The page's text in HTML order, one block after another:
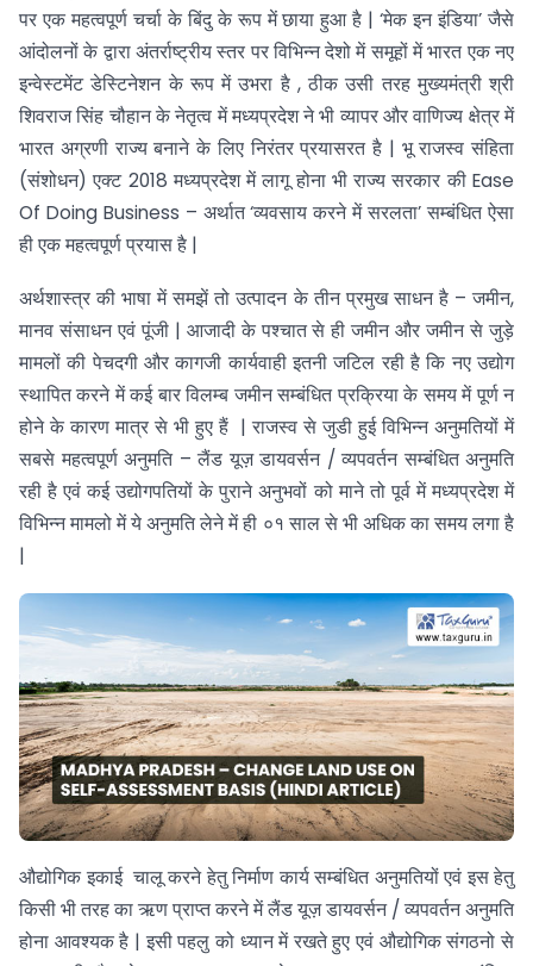
पर एक महत्वपूर्ण चर्चा के बिंदु के रूप में छाया हुआ है | ‘मेक इन इंडिया’ जैसे
आंदोलनों के द्वारा अंतर्राष्ट्रीय स्तर पर विभिन्न देशो में समूहों में भारत एक नए
इन्वेस्टमेंट डेस्टिनेशन के रूप में उभरा है , ठीक उसी तरह मुख्यमंत्री श्री
शिवराज सिंह चौहान के नेतृत्व में मध्यप्रदेश ने भी व्यापर और वाणिज्य क्षेत्र में
भारत अग्रणी राज्य बनाने के लिए निरंतर प्रयासरत है | भू राजस्व संहिता
(संशोधन) एक्ट 2018 मध्यप्रदेश में लागू होना भी राज्य सरकार की Ease
Of Doing Business – अर्थात ‘व्यवसाय करने में सरलता’ सम्बंधित ऐसा
ही एक महत्वपूर्ण प्रयास है |
अर्थशास्त्र की भाषा में समझें तो उत्पादन के तीन प्रमुख साधन है – जमीन,
मानव संसाधन एवं पूंजी | आजादी के पश्चात से ही जमीन और जमीन से जुड़े
मामलों की पेचदगी और कागजी कार्यवाही इतनी जटिल रही है कि नए उद्योग
स्थापित करने में कई बार विलम्ब जमीन सम्बंधित प्रक्रिया के समय में पूर्ण न
होने के कारण मात्र से भी हुए हैं | राजस्व से जुडी हुई विभिन्न अनुमतियों में
सबसे महत्वपूर्ण अनुमति – लैंड यूज़ डायवर्सन / व्यपवर्तन सम्बंधित अनुमति
रही है एवं कई उद्योगपतियों के पुराने अनुभवों को माने तो पूर्व में मध्यप्रदेश में
विभिन्न मामलो में ये अनुमति लेने में ही ०१ साल से भी अधिक का समय लगा है
|
औद्योगिक इकाई चालू करने हेतु निर्माण कार्य सम्बंधित अनुमतियों एवं इस हेतु
किसी भी तरह का ऋण प्राप्त करने में लैंड यूज़ डायवर्सन / व्यपवर्तन अनुमति
होना आवश्यक है | इसी पहलु को ध्यान में रखते हुए एवं औद्योगिक संगठनो से